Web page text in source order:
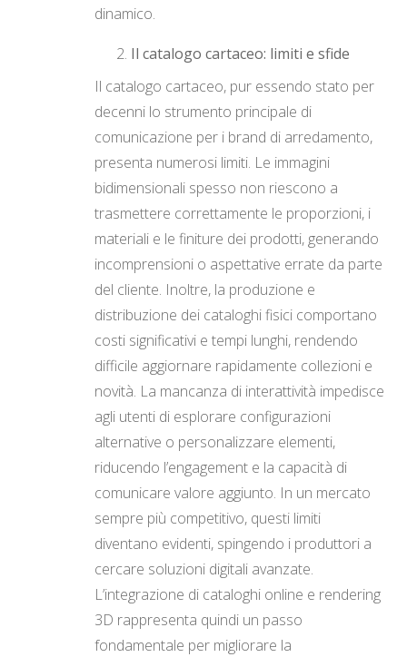
dinamico.
Il catalogo cartaceo: limiti e sfide
Il catalogo cartaceo, pur essendo stato per
decenni lo strumento principale di
comunicazione per i brand di arredamento,
presenta numerosi limiti. Le immagini
bidimensionali spesso non riescono a
trasmettere correttamente le proporzioni, i
materiali e le finiture dei prodotti, generando
incomprensioni o aspettative errate da parte
del cliente. Inoltre, la produzione e
distribuzione dei cataloghi fisici comportano
costi significativi e tempi lunghi, rendendo
difficile aggiornare rapidamente collezioni e
novità. La mancanza di interattività impedisce
agli utenti di esplorare configurazioni
alternative o personalizzare elementi,
riducendo l’engagement e la capacità di
comunicare valore aggiunto. In un mercato
sempre più competitivo, questi limiti
diventano evidenti, spingendo i produttori a
cercare soluzioni digitali avanzate.
L’integrazione di cataloghi online e rendering
3D rappresenta quindi un passo
fondamentale per migliorare la